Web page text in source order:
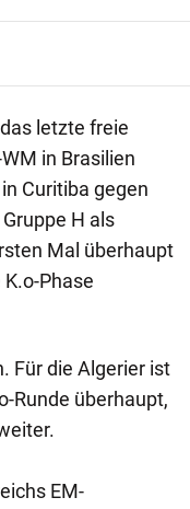
letzte freie
in Brasilien
Curitiba gegen
H als
Mal überhaupt
Phase
Für die Algerier ist
Runde überhaupt,
EM-